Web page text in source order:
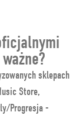
sklepach
Store,
Progresja -